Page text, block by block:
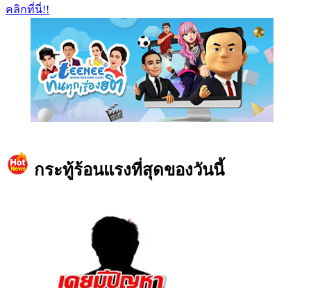
คลิกที่นี่!!
กระทู้ร้อนแรงที่สุดของวันนี้